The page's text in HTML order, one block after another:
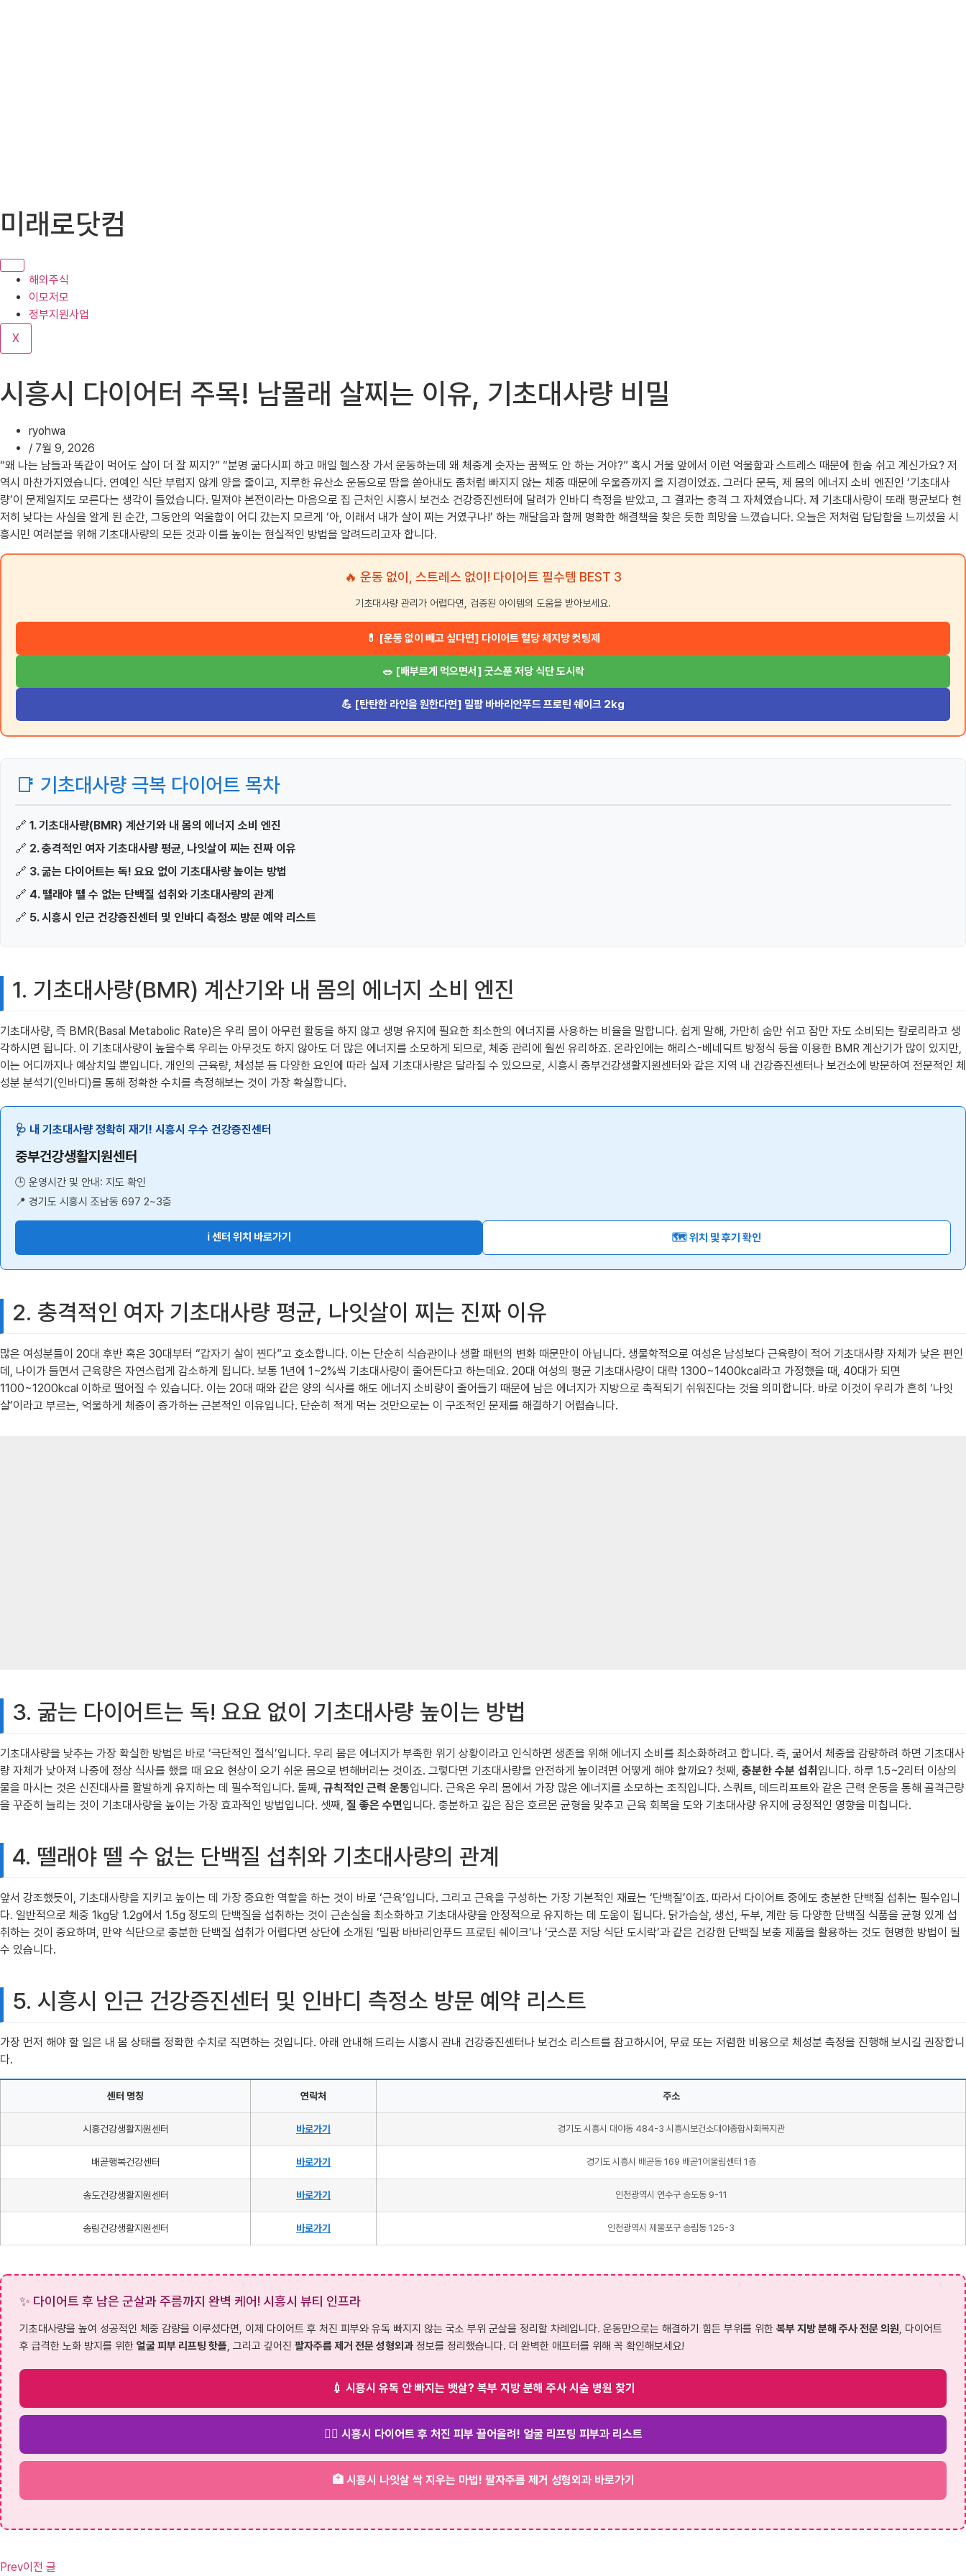
텐
로
기
미래로닷컴
해외주식
이모저모
정부지원사업
X
시흥시 다이어터 주목! 남몰래 살찌는 이유, 기초대사량 비밀
ryohwa
/ 7월 9, 2026
“왜 나는 남들과 똑같이 먹어도 살이 더 잘 찌지?” “분명 굶다시피 하고 매일 헬스장 가서 운동하는데 왜 체중계 숫자는 꿈쩍도 안 하는 거야?” 혹시 거울 앞에서 이런 억울함과 스트레스 때문에 한숨 쉬고 계신가요? 저
역시 마찬가지였습니다. 연예인 식단 부럽지 않게 양을 줄이고, 지루한 유산소 운동으로 땀을 쏟아내도 좀처럼 빠지지 않는 체중 때문에 우울증까지 올 지경이었죠. 그러다 문득, 제 몸의 에너지 소비 엔진인 ‘기초대사
량’이 문제일지도 모른다는 생각이 들었습니다. 밑져야 본전이라는 마음으로 집 근처인 시흥시 보건소 건강증진센터에 달려가 인바디 측정을 받았고, 그 결과는 충격 그 자체였습니다. 제 기초대사량이 또래 평균보다 현
저히 낮다는 사실을 알게 된 순간, 그동안의 억울함이 어디 갔는지 모르게 ‘아, 이래서 내가 살이 찌는 거였구나!’ 하는 깨달음과 함께 명확한 해결책을 찾은 듯한 희망을 느꼈습니다. 오늘은 저처럼 답답함을 느끼셨을 시
흥시민 여러분을 위해 기초대사량의 모든 것과 이를 높이는 현실적인 방법을 알려드리고자 합니다.
🔥 운동 없이, 스트레스 없이! 다이어트 필수템 BEST 3
기초대사량 관리가 어렵다면, 검증된 아이템의 도움을 받아보세요.
💊 [운동 없이 빼고 싶다면] 다이어트 혈당 체지방 컷팅제
🥗 [배부르게 먹으면서] 굿스푼 저당 식단 도시락
💪 [탄탄한 라인을 원한다면] 밀팜 바바리안푸드 프로틴 쉐이크 2kg
📑 기초대사량 극복 다이어트 목차
🔗 1. 기초대사량(BMR) 계산기와 내 몸의 에너지 소비 엔진
🔗 2. 충격적인 여자 기초대사량 평균, 나잇살이 찌는 진짜 이유
🔗 3. 굶는 다이어트는 독! 요요 없이 기초대사량 높이는 방법
🔗 4. 뗄래야 뗄 수 없는 단백질 섭취와 기초대사량의 관계
🔗 5. 시흥시 인근 건강증진센터 및 인바디 측정소 방문 예약 리스트
1. 기초대사량(BMR) 계산기와 내 몸의 에너지 소비 엔진
기초대사량, 즉 BMR(Basal Metabolic Rate)은 우리 몸이 아무런 활동을 하지 않고 생명 유지에 필요한 최소한의 에너지를 사용하는 비율을 말합니다. 쉽게 말해, 가만히 숨만 쉬고 잠만 자도 소비되는 칼로리라고 생
각하시면 됩니다. 이 기초대사량이 높을수록 우리는 아무것도 하지 않아도 더 많은 에너지를 소모하게 되므로, 체중 관리에 훨씬 유리하죠. 온라인에는 해리스-베네딕트 방정식 등을 이용한 BMR 계산기가 많이 있지만,
이는 어디까지나 예상치일 뿐입니다. 개인의 근육량, 체성분 등 다양한 요인에 따라 실제 기초대사량은 달라질 수 있으므로, 시흥시 중부건강생활지원센터와 같은 지역 내 건강증진센터나 보건소에 방문하여 전문적인 체
성분 분석기(인바디)를 통해 정확한 수치를 측정해보는 것이 가장 확실합니다.
🩺 내 기초대사량 정확히 재기! 시흥시 우수 건강증진센터
중부건강생활지원센터
🕒 운영시간 및 안내: 지도 확인
📍 경기도 시흥시 조남동 697 2~3층
ℹ️ 센터 위치 바로가기 🗺️ 위치 및 후기 확인
2. 충격적인 여자 기초대사량 평균, 나잇살이 찌는 진짜 이유
많은 여성분들이 20대 후반 혹은 30대부터 “갑자기 살이 찐다”고 호소합니다. 이는 단순히 식습관이나 생활 패턴의 변화 때문만이 아닙니다. 생물학적으로 여성은 남성보다 근육량이 적어 기초대사량 자체가 낮은 편인
데, 나이가 들면서 근육량은 자연스럽게 감소하게 됩니다. 보통 1년에 1~2%씩 기초대사량이 줄어든다고 하는데요. 20대 여성의 평균 기초대사량이 대략 1300~1400kcal라고 가정했을 때, 40대가 되면
1100~1200kcal 이하로 떨어질 수 있습니다. 이는 20대 때와 같은 양의 식사를 해도 에너지 소비량이 줄어들기 때문에 남은 에너지가 지방으로 축적되기 쉬워진다는 것을 의미합니다. 바로 이것이 우리가 흔히 ‘나잇
살’이라고 부르는, 억울하게 체중이 증가하는 근본적인 이유입니다. 단순히 적게 먹는 것만으로는 이 구조적인 문제를 해결하기 어렵습니다.
3. 굶는 다이어트는 독! 요요 없이 기초대사량 높이는 방법
기초대사량을 낮추는 가장 확실한 방법은 바로 ‘극단적인 절식’입니다. 우리 몸은 에너지가 부족한 위기 상황이라고 인식하면 생존을 위해 에너지 소비를 최소화하려고 합니다. 즉, 굶어서 체중을 감량하려 하면 기초대사
량 자체가 낮아져 나중에 정상 식사를 했을 때 요요 현상이 오기 쉬운 몸으로 변해버리는 것이죠. 그렇다면 기초대사량을 안전하게 높이려면 어떻게 해야 할까요? 첫째, 충분한 수분 섭취 입니다. 하루 1.5~2리터 이상의
물을 마시는 것은 신진대사를 활발하게 유지하는 데 필수적입니다. 둘째, 규칙적인 근력 운동입니다. 근육은 우리 몸에서 가장 많은 에너지를 소모하는 조직입니다. 스쿼트, 데드리프트와 같은 근력 운동을 통해 골격근량
을 꾸준히 늘리는 것이 기초대사량을 높이는 가장 효과적인 방법입니다. 셋째, 질 좋은 수면입니다. 충분하고 깊은 잠은 호르몬 균형을 맞추고 근육 회복을 도와 기초대사량 유지에 긍정적인 영향을 미칩니다.
4. 뗄래야 뗄 수 없는 단백질 섭취와 기초대사량의 관계
앞서 강조했듯이, 기초대사량을 지키고 높이는 데 가장 중요한 역할을 하는 것이 바로 ‘근육’입니다. 그리고 근육을 구성하는 가장 기본적인 재료는 ‘단백질’이죠. 따라서 다이어트 중에도 충분한 단백질 섭취는 필수입니
다. 일반적으로 체중 1kg당 1.2g에서 1.5g 정도의 단백질을 섭취하는 것이 근손실을 최소화하고 기초대사량을 안정적으로 유지하는 데 도움이 됩니다. 닭가슴살, 생선, 두부, 계란 등 다양한 단백질 식품을 균형 있게 섭
취하는 것이 중요하며, 만약 식단으로 충분한 단백질 섭취가 어렵다면 상단에 소개된 ‘밀팜 바바리안푸드 프로틴 쉐이크’나 ‘굿스푼 저당 식단 도시락’과 같은 건강한 단백질 보충 제품을 활용하는 것도 현명한 방법이 될
수 있습니다.
5. 시흥시 인근 건강증진센터 및 인바디 측정소 방문 예약 리스트
가장 먼저 해야 할 일은 내 몸 상태를 정확한 수치로 직면하는 것입니다. 아래 안내해 드리는 시흥시 관내 건강증진센터나 보건소 리스트를 참고하시어, 무료 또는 저렴한 비용으로 체성분 측정을 진행해 보시길 권장합니
다.
센터 명칭 연락처 주소
시흥건강생활지원센터 바로가기 경기도 시흥시 대야동 484-3 시흥시보건소대야종합사회복지관
배곧행복건강센터 바로가기 경기도 시흥시 배곧동 169 배곧1어울림센터 1층
송도건강생활지원센터 바로가기 인천광역시 연수구 송도동 9-11
송림건강생활지원센터 바로가기 인천광역시 제물포구 송림동 125-3
✨ 다이어트 후 남은 군살과 주름까지 완벽 케어! 시흥시 뷰티 인프라
기초대사량을 높여 성공적인 체중 감량을 이루셨다면, 이제 다이어트 후 처진 피부와 유독 빠지지 않는 국소 부위 군살을 정리할 차례입니다. 운동만으로는 해결하기 힘든 부위를 위한 복부 지방 분해 주사 전문 의원, 다이어트
후 급격한 노화 방지를 위한 얼굴 피부 리프팅 핫플, 그리고 깊어진 팔자주름 제거 전문 성형외과 정보를 정리했습니다. 더 완벽한 애프터를 위해 꼭 확인해보세요!
💉 시흥시 유독 안 빠지는 뱃살? 복부 지방 분해 주사 시술 병원 찾기
💆‍♀️ 시흥시 다이어트 후 처진 피부 끌어올려! 얼굴 리프팅 피부과 리스트
🏥 시흥시 나잇살 싹 지우는 마법! 팔자주름 제거 성형외과 바로가기
Prev이전 글